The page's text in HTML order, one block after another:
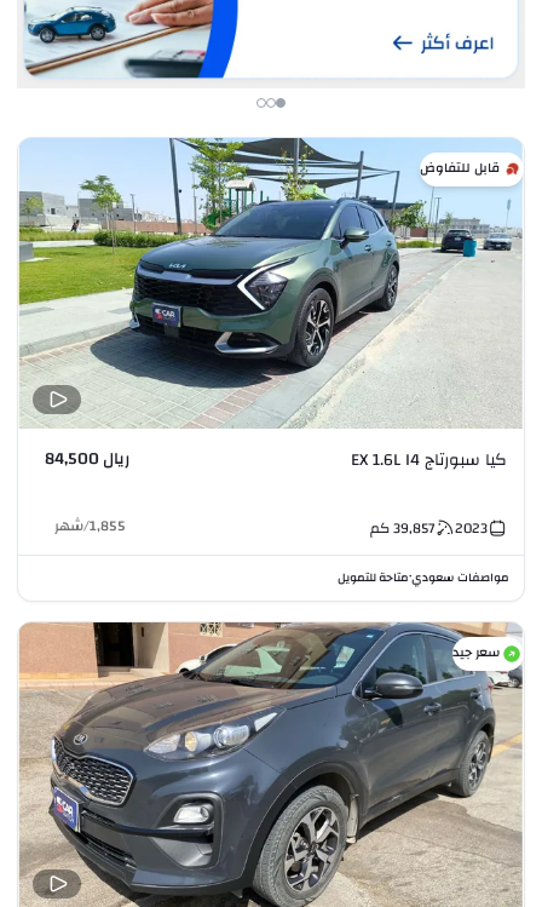
قابل للتفاوض
كيا سبورتاج EX 1.6L I4 ريال 84,500
2023
39,857كم 1,855
/شهر
مواصفات سعودي•متاحة للتمويل
سعر جيد